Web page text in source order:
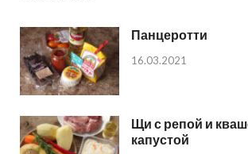
Панцеротти
16.03.2021
Щи с репой и
капустой